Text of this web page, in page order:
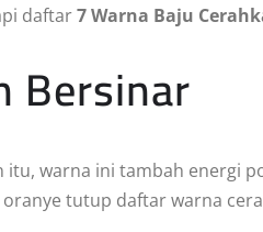
daftar7 Warna Baju
Bersinar
warna ini tambah energi
tutup daftar warna